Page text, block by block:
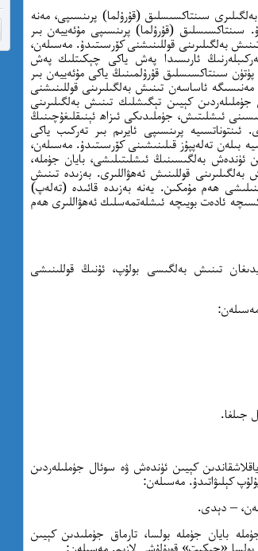
سىنتاكسىسلىق (قۇرۇلما) پرىنسىپى، مەنە
سىنتاكسىسلىق (قۇرۇلما) پرىنسىپى مۇئەييەن بىر
بەلگىلىرىنى قوللىنىشنى كۆرسىتىدۇ. مەسىلەن،
ئارىسىدا پەش ياكى چېكىتلىك پەش
سىنتاكسىسلىق قۇرۇلمىنىڭ ياكى مۇئەييەن بىر
مەنىسىگە ئاساسەن تىنىش بەلگىلىرىنى قوللىنىشنى
كېيىن تېگىشلىك تىنىش بەلگىلىرىنى
ئىشلىتىش، جۈملىدىكى ئىزاھ ئېنىقلىغۇچىنىڭ
پرىنسىپى ئايرىم بىر تەركىب ياكى
بىلەن تەلەپپۇز قىلىنىشىنى كۆرسىتىدۇ. مەسىلەن،
ئۈندەش بەلگىسىنىڭ ئىشلىتىلىشى، بايان جۈملە،
قوللىنىش ئەھۋاللىرى. بەزىدە تىنىش
ھەم مۇمكىن. يەنە بەزىدە قائىدە (تەلەپ)
ئادەت بويىچە ئىشلەتمەسلىك ئەھۋاللىرى ھەم
تىنىش بەلگىسى بولۇپ، ئۇنىڭ قوللىنىشى
كېيىن ئۈندەش ۋە سوئال جۈملىلەردىن
كېلىۋاتىدۇ. مەسىلەن:
– دېدى.
بايان جۈملە بولسا، تارماق جۈملىدىن كېيىن
بولسا «چېكىت» قويۇلۇشى لازىم. مەسىلەن: